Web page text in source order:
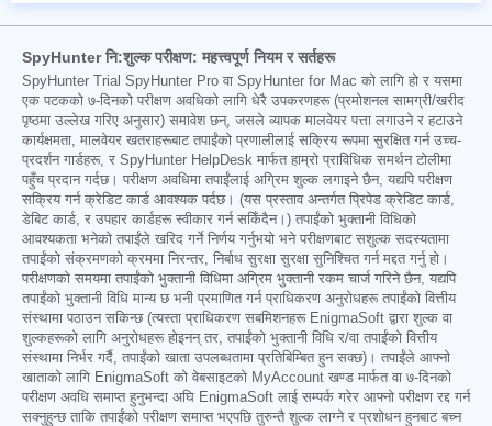
SpyHunter नि:शुल्क परीक्षण: महत्त्वपूर्ण नियम र सर्तहरू
SpyHunter Trial SpyHunter Pro वा SpyHunter for Mac को लागि हो र यसमा
एक पटकको ७-दिनको परीक्षण अवधिको लागि धेरै उपकरणहरू (प्रमोशनल सामग्री/खरीद
पृष्ठमा उल्लेख गरिए अनुसार) समावेश छन्, जसले व्यापक मालवेयर पत्ता लगाउने र हटाउने
कार्यक्षमता, मालवेयर खतराहरूबाट तपाईंको प्रणालीलाई सक्रिय रूपमा सुरक्षित गर्न उच्च-
प्रदर्शन गार्डहरू, र SpyHunter HelpDesk मार्फत हाम्रो प्राविधिक समर्थन टोलीमा
पहुँच प्रदान गर्दछ। परीक्षण अवधिमा तपाईंलाई अग्रिम शुल्क लगाइने छैन, यद्यपि परीक्षण
सक्रिय गर्न क्रेडिट कार्ड आवश्यक पर्दछ। (यस प्रस्ताव अन्तर्गत प्रिपेड क्रेडिट कार्ड,
डेबिट कार्ड, र उपहार कार्डहरू स्वीकार गर्न सकिँदैन।) तपाईंको भुक्तानी विधिको
आवश्यकता भनेको तपाईंले खरिद गर्ने निर्णय गर्नुभयो भने परीक्षणबाट सशुल्क सदस्यतामा
तपाईंको संक्रमणको क्रममा निरन्तर, निर्बाध सुरक्षा सुरक्षा सुनिश्चित गर्न मद्दत गर्नु हो।
परीक्षणको समयमा तपाईंको भुक्तानी विधिमा अग्रिम भुक्तानी रकम चार्ज गरिने छैन, यद्यपि
तपाईंको भुक्तानी विधि मान्य छ भनी प्रमाणित गर्न प्राधिकरण अनुरोधहरू तपाईंको वित्तीय
संस्थामा पठाउन सकिन्छ (त्यस्ता प्राधिकरण सबमिशनहरू EnigmaSoft द्वारा शुल्क वा
शुल्कहरूको लागि अनुरोधहरू होइनन् तर, तपाईंको भुक्तानी विधि र/वा तपाईंको वित्तीय
संस्थामा निर्भर गर्दै, तपाईंको खाता उपलब्धतामा प्रतिबिम्बित हुन सक्छ)। तपाईंले आफ्नो
खाताको लागि EnigmaSoft को वेबसाइटको MyAccount खण्ड मार्फत वा ७-दिनको
परीक्षण अवधि समाप्त हुनुभन्दा अघि EnigmaSoft लाई सम्पर्क गरेर आफ्नो परीक्षण रद्द गर्न
सक्नुहुन्छ ताकि तपाईंको परीक्षण समाप्त भएपछि तुरुन्तै शुल्क लाग्ने र प्रशोधन हुनबाट बच्न